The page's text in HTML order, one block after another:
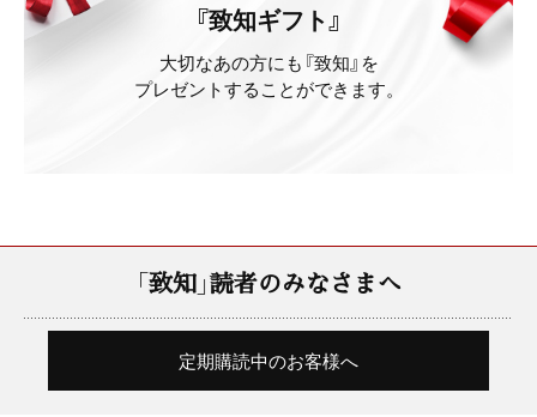
『致知ギフト』
大切なあの方にも『致知』を
プレゼントすることができます。
「致知」読者のみなさまへ
定期購読中のお客様へ